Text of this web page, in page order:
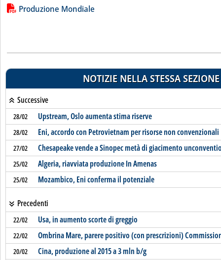
Lista allegati PDF alla notizia
Produzione Mondiale
NOTIZIE NELLA STESSA SEZIONE
Successive
28/02 Upstream, Oslo aumenta stima riserve
28/02 Eni, accordo con Petrovietnam per risorse non convenzionali
27/02 Chesapeake vende a Sinopec metà di giacimento
25/02 Algeria, riavviata produzione In Amenas
25/02 Mozambico, Eni conferma il potenziale
Precedenti
22/02 Usa, in aumento scorte di greggio
22/02 Ombrina Mare, parere positivo (con prescrizioni)
20/02 Cina, produzione al 2015 a 3 mln b/g